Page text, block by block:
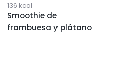
136 kcal
Smoothie de
frambuesa y plátano